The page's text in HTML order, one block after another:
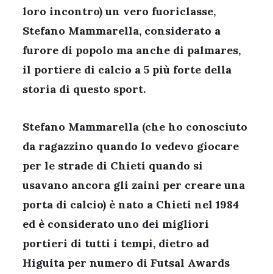
loro incontro) un vero fuoriclasse,
Stefano Mammarella, considerato a
furore di popolo ma anche di palmares,
il portiere di calcio a 5 più forte della
storia di questo sport.
Stefano Mammarella (che ho conosciuto
da ragazzino quando lo vedevo giocare
per le strade di Chieti quando si
usavano ancora gli zaini per creare una
porta di calcio) è nato a Chieti nel 1984
ed è considerato uno dei migliori
portieri di tutti i tempi, dietro ad
Higuita per numero di Futsal Awards